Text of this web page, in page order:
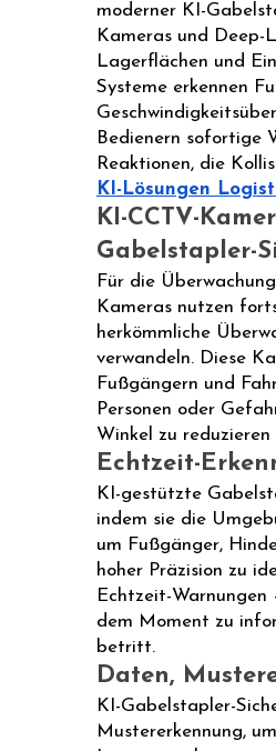
moderner KI-
Kameras und Deep-
Lagerflächen und
Systeme erkennen
Bedienern sofortige
Reaktionen, die
KI-Lösungen
KI-CCTV-
Gabelstapler-
Für die
Kameras nutzen
herkömmliche
verwandeln. Diese
Fußgängern und
Personen oder
Winkel zu
Echtzeit-
KI-gestützte
indem sie die
um Fußgänger,
hoher Präzision zu
Echtzeit-Warnungen
dem Moment zu
betritt.
Daten,
KI-Gabelstapler-
Mustererkennung,